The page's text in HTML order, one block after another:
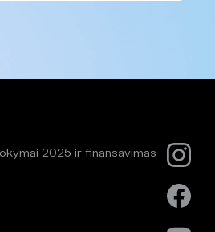
2025 ir finansavimas